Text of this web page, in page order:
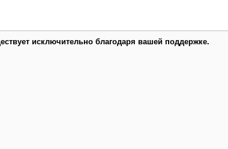
исключительно благодаря вашей поддержке.